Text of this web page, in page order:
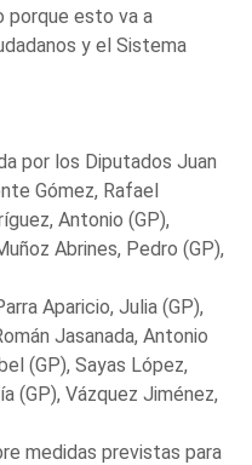
porque esto va a
y el Sistema
por los Diputados Juan
Gómez, Rafael
Antonio (GP),
Abrines, Pedro (GP),
Aparicio, Julia (GP),
Jasanada, Antonio
(GP), Sayas López,
(GP), Vázquez Jiménez,
medidas previstas para